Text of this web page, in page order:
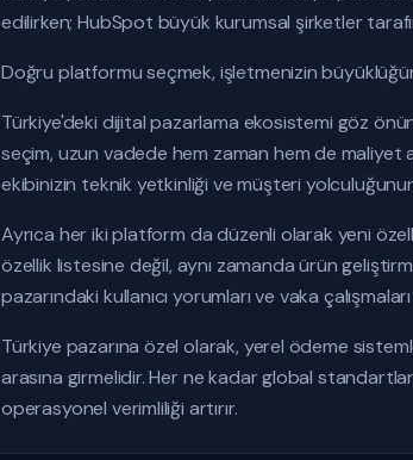
edilirken; HubSpot büyük kurumsal şirketler
Doğru platformu seçmek, işletmenizin
Türkiye'deki dijital pazarlama ekosistemi göz
seçim, uzun vadede hem zaman hem de maliyet
ekibinizin teknik yetkinliği ve müşteri
Ayrıca her iki platform da düzenli olarak yeni
özellik listesine değil, aynı zamanda ürün
pazarındaki kullanıcı yorumları ve vaka
Türkiye pazarına özel olarak, yerel ödeme
arasına girmelidir. Her ne kadar global
operasyonel verimliliği artırır.